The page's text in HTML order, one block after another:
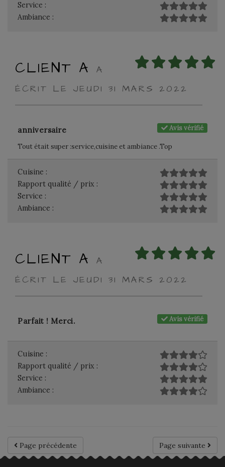
Service :
Ambiance :
CLIENT A
A
ÉCRIT LE JEUDI 31 MARS 2022
Avis vérifié
anniversaire
Tout était super :service,cuisine et ambiance .Top
Cuisine :
Rapport qualité / prix :
Service :
Ambiance :
CLIENT A
A
ÉCRIT LE JEUDI 31 MARS 2022
Avis vérifié
Parfait ! Merci.
Cuisine :
Rapport qualité / prix :
Service :
Ambiance :
Page suivante
Page précédente